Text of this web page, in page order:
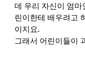
데 우리 자신이 엄마
린이한테 배우려고
이지요.
그래서 어린이들이